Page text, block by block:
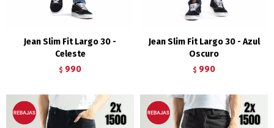
Jean Slim Fit Largo 30 -
Celeste
$ 990
Jean Slim Fit Largo 30 - Azul
Oscuro
$ 990